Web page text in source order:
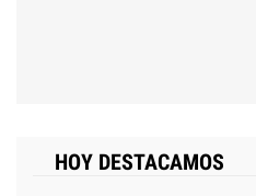
HOY DESTACAMOS